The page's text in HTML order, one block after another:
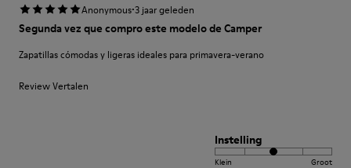
Anonymous·3 jaar geleden
Segunda vez que compro este modelo de Camper
Zapatillas cómodas y ligeras ideales para primavera-verano
Review Vertalen
Instelling
Klein Groot